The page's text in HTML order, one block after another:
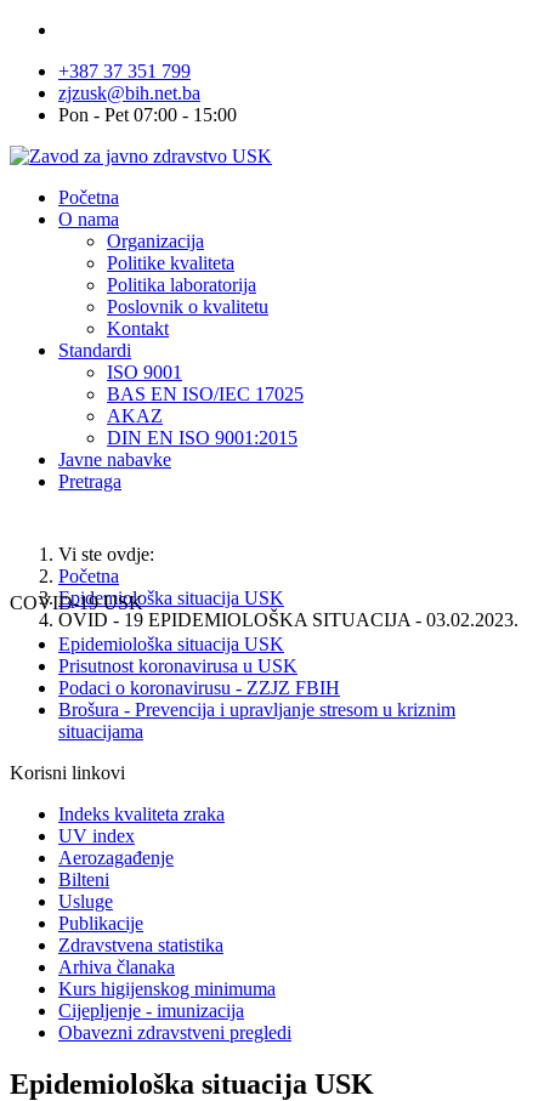
+387 37 351 799
zjzusk@bih.net.ba
Pon - Pet 07:00 - 15:00
Početna
O nama
Organizacija
Politike kvaliteta
Politika laboratorija
Poslovnik o kvalitetu
Kontakt
Standardi
ISO 9001
BAS EN ISO/IEC 17025
AKAZ
DIN EN ISO 9001:2015
Javne nabavke
Pretraga
Vi ste ovdje:
Početna
Epidemiološka situacija USK
OVID - 19 EPIDEMIOLOŠKA SITUACIJA - 03.02.2023.
COVID-19 USK
Epidemiološka situacija USK
Prisutnost koronavirusa u USK
Podaci o koronavirusu - ZZJZ FBIH
Brošura - Prevencija i upravljanje stresom u kriznim
situacijama
Korisni linkovi
Indeks kvaliteta zraka
UV index
Aerozagađenje
Bilteni
Usluge
Publikacije
Zdravstvena statistika
Arhiva članaka
Kurs higijenskog minimuma
Cijepljenje - imunizacija
Obavezni zdravstveni pregledi
Epidemiološka situacija USK